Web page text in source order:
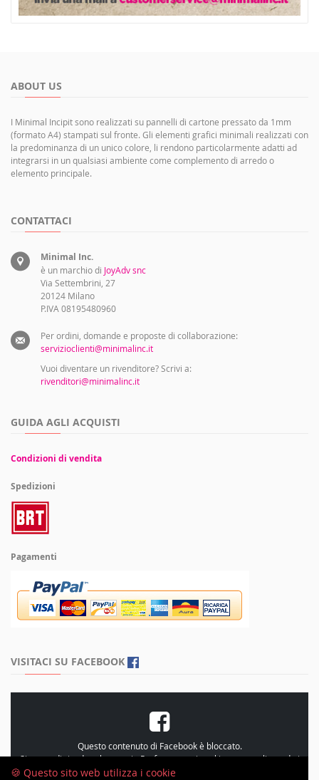
ABOUT US
I Minimal Incipit sono realizzati su pannelli di cartone pressato da 1mm
(formato A4) stampati sul fronte. Gli elementi grafici minimali realizzati con
la predominanza di un unico colore, li rendono particolarmente adatti ad
integrarsi in un qualsiasi ambiente come complemento di arredo o
elemento principale.
CONTATTACI
Minimal Inc.
è un marchio di JoyAdv snc
Via Settembrini, 27
20124 Milano
P.IVA 08195480960
Per ordini, domande e proposte di collaborazione:
servizioclienti@minimalinc.it
Vuoi diventare un rivenditore? Scrivi a:
rivenditori@minimalinc.it
GUIDA AGLI ACQUISTI
Condizioni di vendita
Spedizioni
Pagamenti
VISITACI SU FACEBOOK
Questo contenuto di Facebook è bloccato.
Si prega di rivedere le propriePreferenze sui cookie, personalizzando i
cookie e accetando le “Statistiche”
🍪 Questo sito web utilizza i cookie